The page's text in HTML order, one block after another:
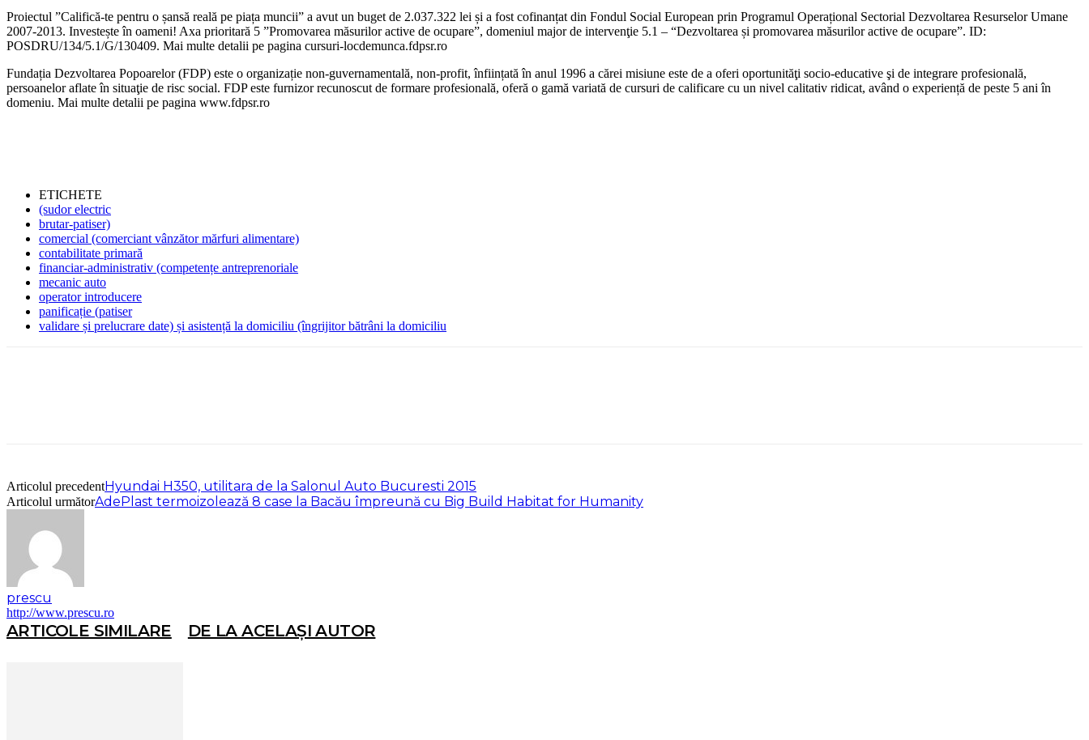
Proiectul ”Califică-te pentru o șansă reală pe piața muncii” a avut un buget de 2.037.322 lei și a fost cofinanțat din Fondul Social European prin Programul Operațional Sectorial Dezvoltarea Resurselor Umane
2007-2013. Investește în oameni! Axa prioritară 5 ”Promovarea măsurilor active de ocupare”, domeniul major de intervenţie 5.1 – “Dezvoltarea și promovarea măsurilor active de ocupare”. ID:
POSDRU/134/5.1/G/130409. Mai multe detalii pe pagina cursuri-locdemunca.fdpsr.ro
Fundația Dezvoltarea Popoarelor (FDP) este o organizație non-guvernamentală, non-profit, înființată în anul 1996 a cărei misiune este de a oferi oportunităţi socio-educative şi de integrare profesională,
persoanelor aflate în situaţie de risc social. FDP este furnizor recunoscut de formare profesională, oferă o gamă variată de cursuri de calificare cu un nivel calitativ ridicat, având o experiență de peste 5 ani în
domeniu. Mai multe detalii pe pagina www.fdpsr.ro
ETICHETE
(sudor electric
brutar-patiser)
comercial (comerciant vânzător mărfuri alimentare)
contabilitate primară
financiar-administrativ (competențe antreprenoriale
mecanic auto
operator introducere
panificație (patiser
validare și prelucrare date) și asistență la domiciliu (îngrijitor bătrâni la domiciliu
Articolul precedentHyundai H350, utilitara de la Salonul Auto Bucuresti 2015
Articolul următorAdePlast termoizolează 8 case la Bacău împreună cu Big Build Habitat for Humanity
prescu
http://www.prescu.ro
ARTICOLE SIMILARE DE LA ACELAȘI AUTOR